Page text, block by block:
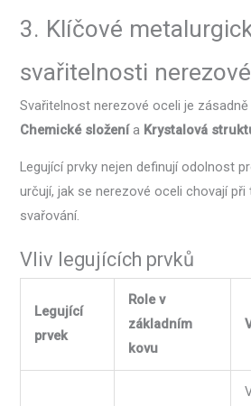
3. Klíčové
svařitelnosti
Svařitelnost nerezové oceli je zásadně
Chemické složenía Krystalová
Legující prvky nejen definují odolnost
určují, jak se nerezové oceli chovají při
svařování.
Vliv legujících prvků
Legující
prvek
Role v
základním
kovu